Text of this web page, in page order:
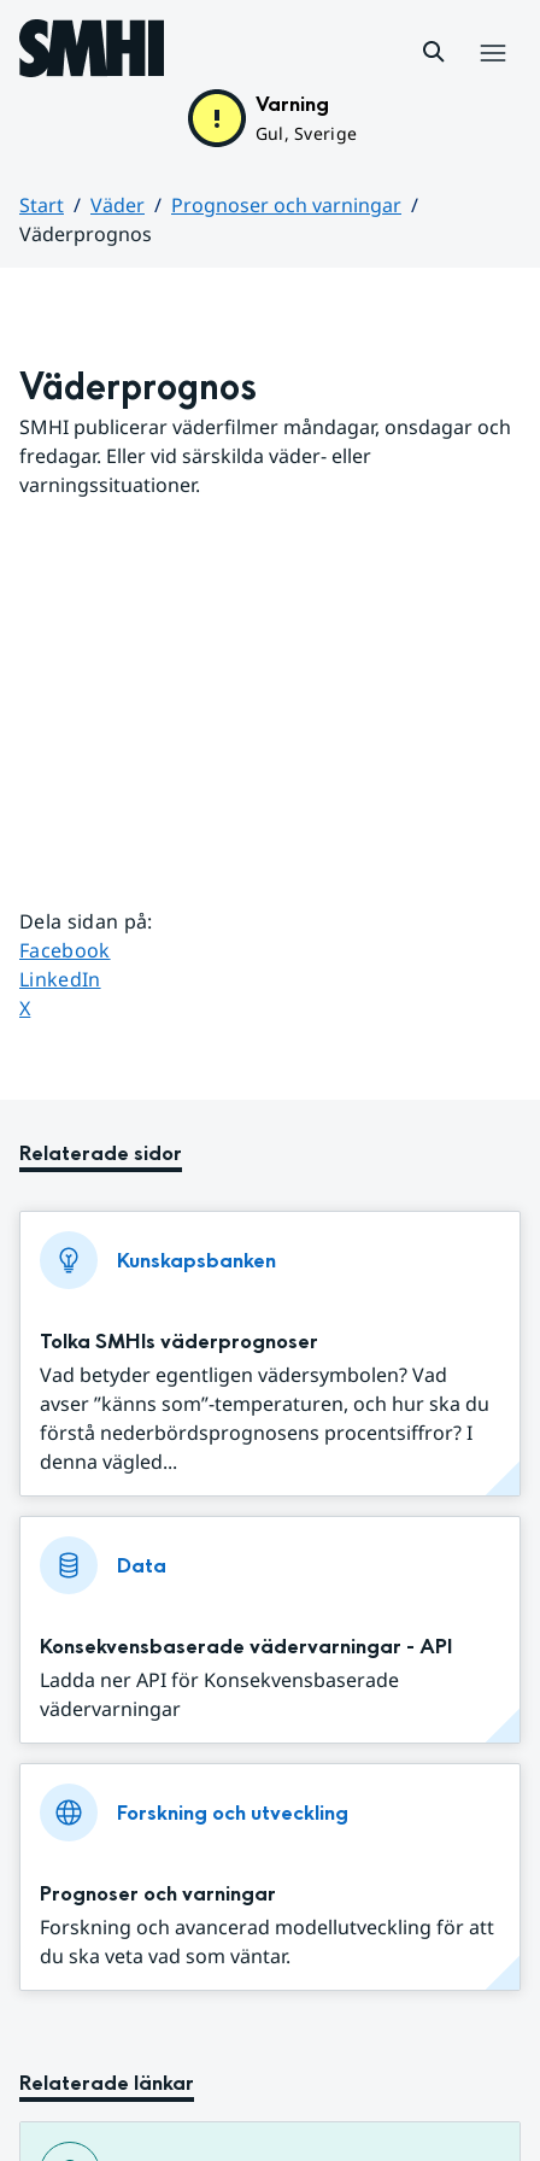
Hoppa till sidans innehåll
Varning
Gul, Sverige
Start Väder
Prognoser och varningar
Väderprognos
Väderprognos
SMHI publicerar väderfilmer måndagar, onsdagar och
fredagar. Eller vid särskilda väder- eller
varningssituationer.
Dela sidan på:
Dela sidan på
Facebook
Dela sidan på
LinkedIn
Dela sidan på
X
Relaterade sidor
Kunskapsbanken
Tolka SMHIs väderprognoser
Vad betyder egentligen vädersymbolen? Vad
avser ”känns som”-temperaturen, och hur ska du
förstå nederbördsprognosens procentsiffror? I
denna vägled...
Data
Konsekvensbaserade vädervarningar - API
Ladda ner API för Konsekvensbaserade
vädervarningar
Forskning och utveckling
Prognoser och varningar
Forskning och avancerad modellutveckling för att
du ska veta vad som väntar.
Relaterade länkar